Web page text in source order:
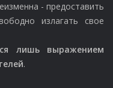
- предоставить
излагать свое
лишь выражением
.